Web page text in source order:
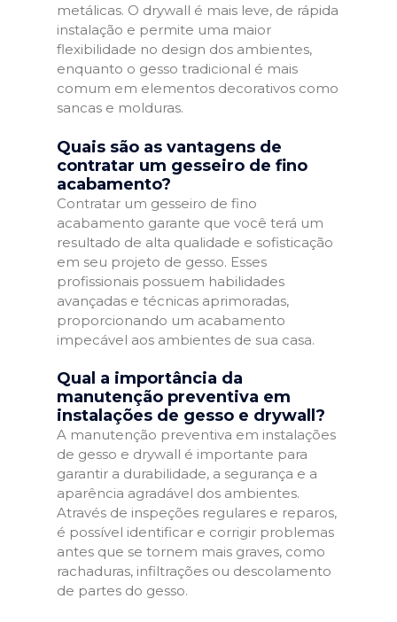
metálicas. O drywall é mais leve, de rápida
instalação e permite uma maior
flexibilidade no design dos ambientes,
enquanto o gesso tradicional é mais
comum em elementos decorativos como
sancas e molduras.
Quais são as vantagens de
contratar um gesseiro de fino
acabamento?
Contratar um gesseiro de fino
acabamento garante que você terá um
resultado de alta qualidade e sofisticação
em seu projeto de gesso. Esses
profissionais possuem habilidades
avançadas e técnicas aprimoradas,
proporcionando um acabamento
impecável aos ambientes de sua casa.
Qual a importância da
manutenção preventiva em
instalações de gesso e drywall?
A manutenção preventiva em instalações
de gesso e drywall é importante para
garantir a durabilidade, a segurança e a
aparência agradável dos ambientes.
Através de inspeções regulares e reparos,
é possível identificar e corrigir problemas
antes que se tornem mais graves, como
rachaduras, infiltrações ou descolamento
de partes do gesso.